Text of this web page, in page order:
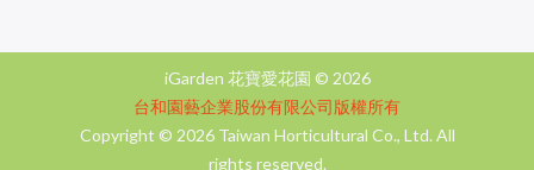
iGarden 花寶愛花園 © 2026
台和園藝企業股份有限公司版權所有
Copyright © 2026 Taiwan Horticultural Co., Ltd. All
rights reserved.